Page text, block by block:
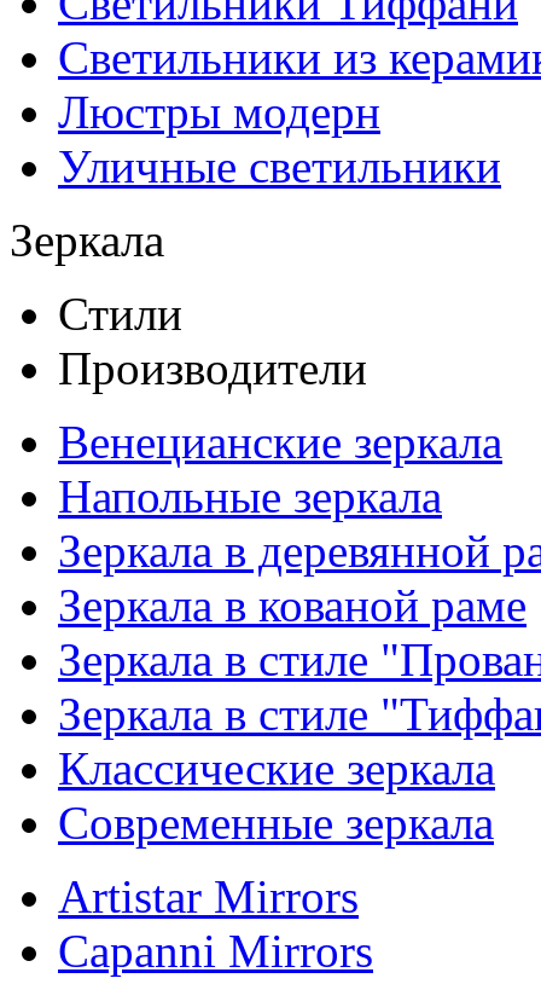
Светильники из
Люстры модерн
Уличные светильники
Зеркала
Стили
Производители
Венецианские зеркала
Напольные зеркала
Зеркала в деревянной
Зеркала в кованой раме
Зеркала в стиле
Зеркала в стиле
Классические зеркала
Современные зеркала
Artistar Mirrors
Capanni Mirrors